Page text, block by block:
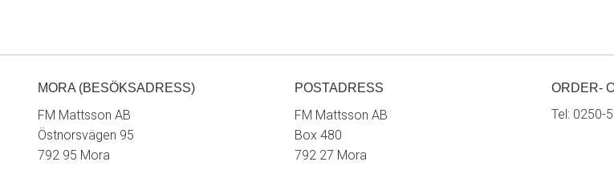
MORA (BESÖKSADRESS)
FM Mattsson AB
Östnorsvägen 95
792 95 Mora
POSTADRESS
FM Mattsson AB
Box 480
792 27 Mora
ORDER-
Tel: 0250-